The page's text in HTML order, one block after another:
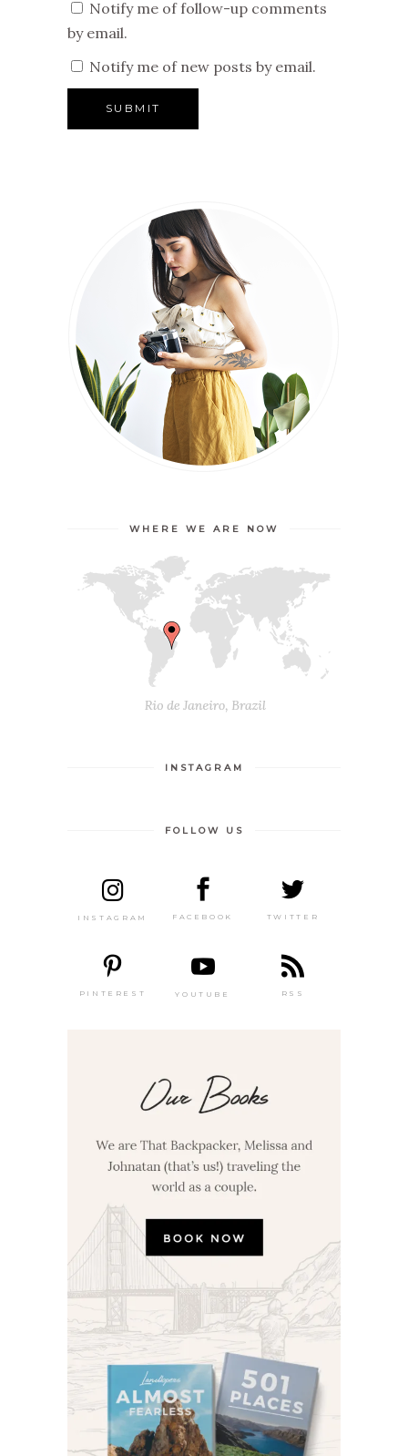
Notify me of follow-up comments
by email.
Notify me of new posts by email.
WHERE WE ARE NOW
INSTAGRAM
FOLLOW US
INSTAGRAM FACEBOOK TWITTER
PINTEREST YOUTUBE RSS